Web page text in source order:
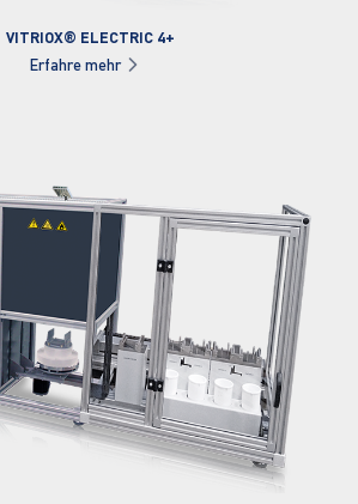
VITRIOX® ELECTRIC 4+
Erfahre mehr